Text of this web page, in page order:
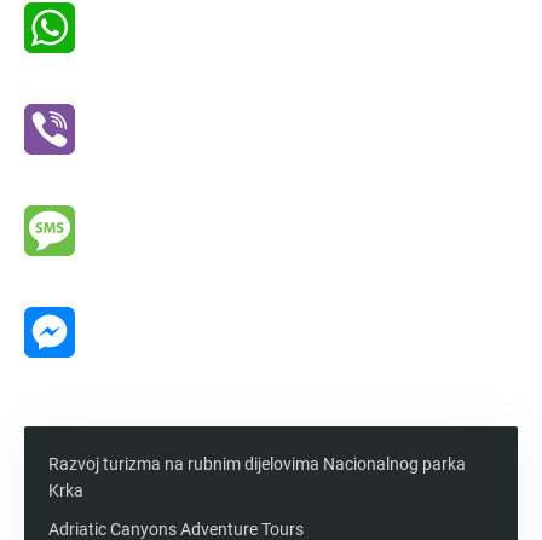
Razvoj turizma na rubnim dijelovima Nacionalnog parka
Krka
Adriatic Canyons Adventure Tours